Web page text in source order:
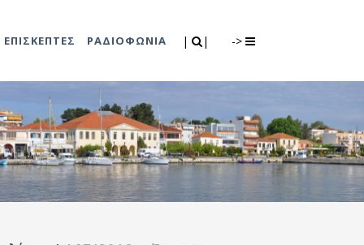
| | ->
Τμήμα Πρόνοιας
Κέντρο
εκδηλώσεις
ΕΠΙΣΚΕΠΤΕΣ ΡΑΔΙΟΦΩΝΙΑ